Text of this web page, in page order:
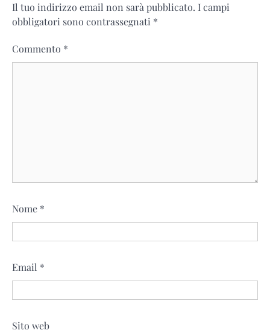
Il tuo indirizzo email non sarà pubblicato. I campi
obbligatori sono contrassegnati *
Commento *
Nome *
Email *
Sito web